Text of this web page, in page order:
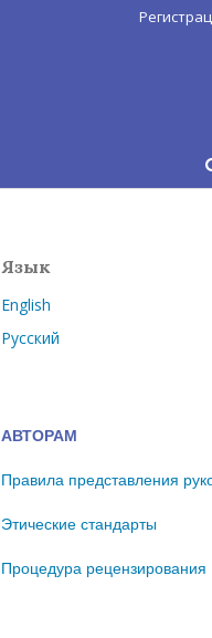
Язык
English
Русский
АВТОРАМ
Правила представления
Этические стандарты
Процедура рецензирования